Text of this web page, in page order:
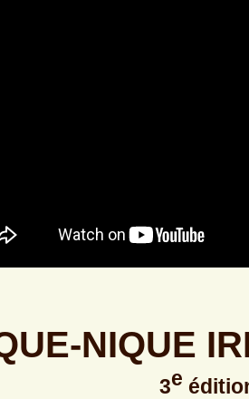
NIQUE
3e